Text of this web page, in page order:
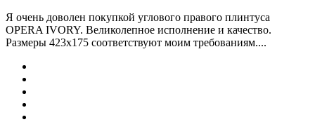
Я очень доволен покупкой углового правого плинтуса
OPERA IVORY. Великолепное исполнение и качество.
Размеры 423х175 соответствуют моим требованиям....